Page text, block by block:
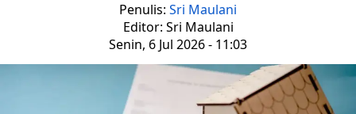
Penulis: Sri Maulani
Editor: Sri Maulani
Senin, 6 Jul 2026 - 11:03